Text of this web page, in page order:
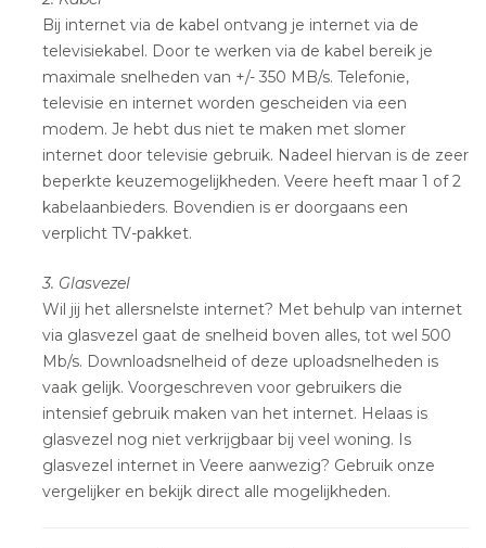
Bij internet via de kabel ontvang je internet via de
televisiekabel. Door te werken via de kabel bereik je
maximale snelheden van +/- 350 MB/s. Telefonie,
televisie en internet worden gescheiden via een
modem. Je hebt dus niet te maken met slomer
internet door televisie gebruik. Nadeel hiervan is de zeer
beperkte keuzemogelijkheden. Veere heeft maar 1 of 2
kabelaanbieders. Bovendien is er doorgaans een
verplicht TV-pakket.
3. Glasvezel
Wil jij het allersnelste internet? Met behulp van internet
via glasvezel gaat de snelheid boven alles, tot wel 500
Mb/s. Downloadsnelheid of deze uploadsnelheden is
vaak gelijk. Voorgeschreven voor gebruikers die
intensief gebruik maken van het internet. Helaas is
glasvezel nog niet verkrijgbaar bij veel woning. Is
glasvezel internet in Veere aanwezig? Gebruik onze
vergelijker en bekijk direct alle mogelijkheden.